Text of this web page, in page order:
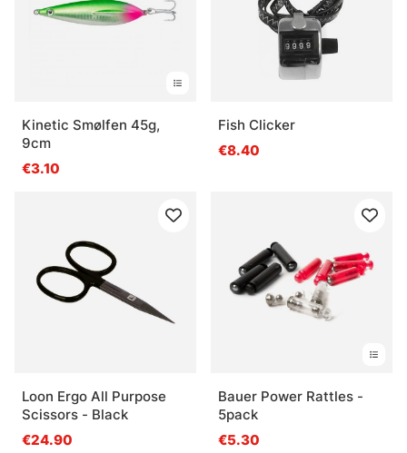
Kinetic Smølfen 45g,
9cm
€3.10
Fish Clicker
€8.40
Loon Ergo All Purpose
Scissors - Black
€24.90
Bauer Power Rattles -
5pack
€5.30